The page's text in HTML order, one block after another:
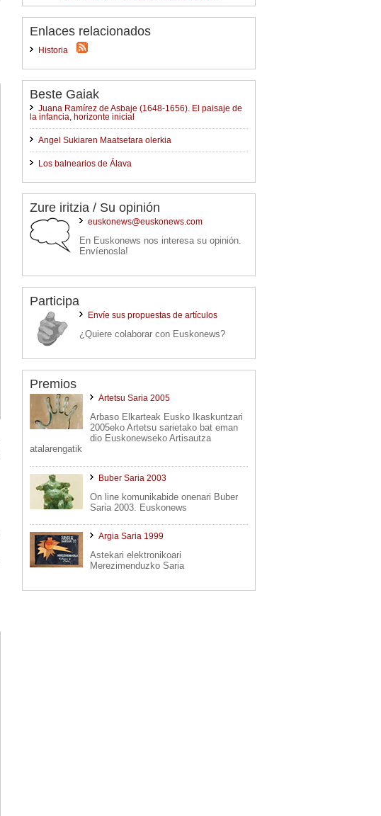
Enlaces relacionados
Historia
Beste Gaiak
Juana Ramírez de Asbaje (1648-1656). El paisaje de
la infancia, horizonte inicial
Angel Sukiaren Maatsetara olerkia
Los balnearios de Álava
Zure iritzia / Su opinión
euskonews@euskonews.com
En Euskonews nos interesa su opinión.
Envíenosla!
Participa
Envíe sus propuestas de artículos
¿Quiere colaborar con Euskonews?
Premios
Artetsu Saria 2005
Arbaso Elkarteak Eusko Ikaskuntzari
2005eko Artetsu sarietako bat eman
dio Euskonewseko Artisautza
atalarengatik
Buber Saria 2003
On line komunikabide onenari Buber
Saria 2003. Euskonews
Argia Saria 1999
Astekari elektronikoari
Merezimenduzko Saria